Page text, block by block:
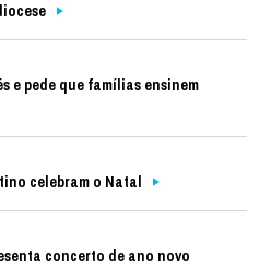
e pede que famílias ensinem
celebram o Natal
concerto de ano novo